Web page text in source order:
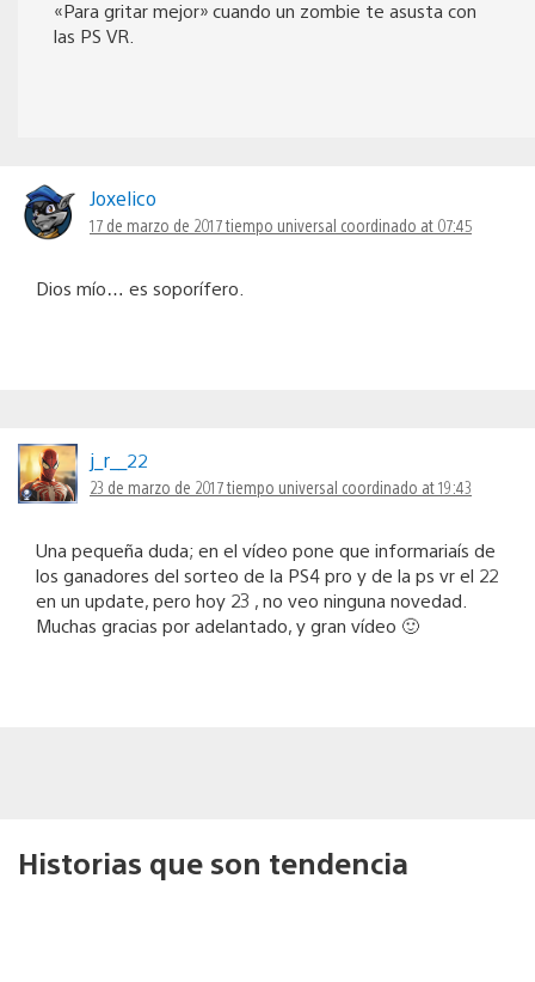
«Para gritar mejor» cuando un zombie te asusta con
las PS VR.
Joxelico
17 de marzo de 2017 tiempo universal coordinado at 07:45
Dios mío… es soporífero.
j_r__22
23 de marzo de 2017 tiempo universal coordinado at 19:43
Una pequeña duda; en el vídeo pone que informariaís de
los ganadores del sorteo de la PS4 pro y de la ps vr el 22
en un update, pero hoy 23 , no veo ninguna novedad.
Muchas gracias por adelantado, y gran vídeo 🙂
Historias que son tendencia